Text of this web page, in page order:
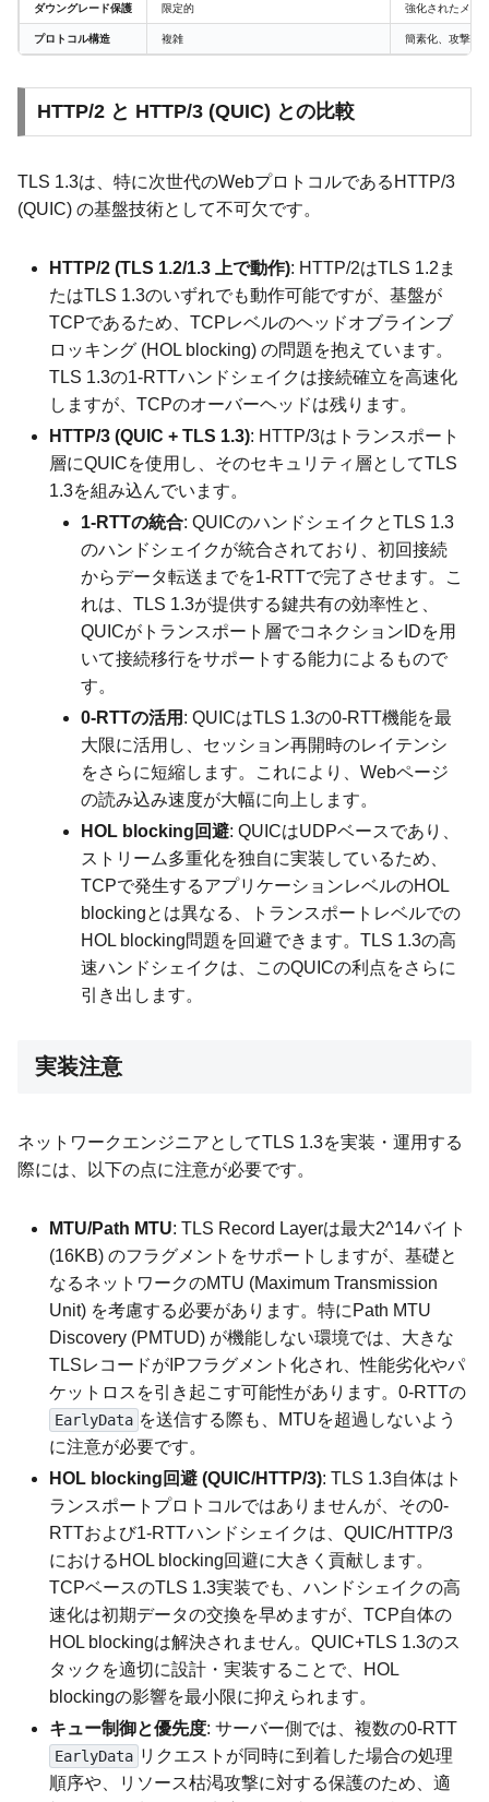
ダウングレード保護 限定的 強化されたメカ
プロトコル構造 複雑 簡素化、攻撃ベ
HTTP/2 と HTTP/3 (QUIC) との比較
TLS 1.3は、特に次世代のWebプロトコルであるHTTP/3
(QUIC) の基盤技術として不可欠です。
HTTP/2 (TLS 1.2/1.3 上で動作): HTTP/2はTLS 1.2ま
たはTLS 1.3のいずれでも動作可能ですが、基盤が
TCPであるため、TCPレベルのヘッドオブラインブ
ロッキング (HOL blocking) の問題を抱えています。
TLS 1.3の1-RTTハンドシェイクは接続確立を高速化
しますが、TCPのオーバーヘッドは残ります。
HTTP/3 (QUIC + TLS 1.3): HTTP/3はトランスポート
層にQUICを使用し、そのセキュリティ層としてTLS
1.3を組み込んでいます。
1-RTTの統合: QUICのハンドシェイクとTLS 1.3
のハンドシェイクが統合されており、初回接続
からデータ転送までを1-RTTで完了させます。こ
れは、TLS 1.3が提供する鍵共有の効率性と、
QUICがトランスポート層でコネクションIDを用
いて接続移行をサポートする能力によるもので
す。
0-RTTの活用 : QUICはTLS 1.3の0-RTT機能を最
大限に活用し、セッション再開時のレイテンシ
をさらに短縮します。これにより、Webページ
の読み込み速度が大幅に向上します。
HOL blocking回避: QUICはUDPベースであり、
ストリーム多重化を独自に実装しているため、
TCPで発生するアプリケーションレベルのHOL
blockingとは異なる、トランスポートレベルでの
HOL blocking問題を回避できます。TLS 1.3の高
速ハンドシェイクは、このQUICの利点をさらに
引き出します。
実装注意
ネットワークエンジニアとしてTLS 1.3を実装・運用する
際には、以下の点に注意が必要です。
MTU/Path MTU: TLS Record Layerは最大2^14バイト
(16KB) のフラグメントをサポートしますが、基礎と
なるネットワークのMTU (Maximum Transmission
Unit) を考慮する必要があります。特にPath MTU
Discovery (PMTUD) が機能しない環境では、大きな
TLSレコードがIPフラグメント化され、性能劣化やパ
ケットロスを引き起こす可能性があります。0-RTTの
EarlyData を送信する際も、MTUを超過しないよう
に注意が必要です。
HOL blocking回避 (QUIC/HTTP/3): TLS 1.3自体はト
ランスポートプロトコルではありませんが、その0-
RTTおよび1-RTTハンドシェイクは、QUIC/HTTP/3
におけるHOL blocking回避に大きく貢献します。
TCPベースのTLS 1.3実装でも、ハンドシェイクの高
速化は初期データの交換を早めますが、TCP自体の
HOL blockingは解決されません。QUIC+TLS 1.3のス
タックを適切に設計・実装することで、HOL
blockingの影響を最小限に抑えられます。
キュー制御と優先度: サーバー側では、複数の0-RTT
EarlyData リクエストが同時に到着した場合の処理
順序や、リソース枯渇攻撃に対する保護のため、適